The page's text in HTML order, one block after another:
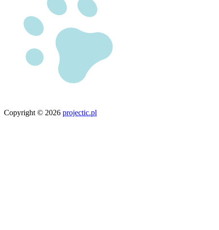
Copyright © 2026 projectic.pl